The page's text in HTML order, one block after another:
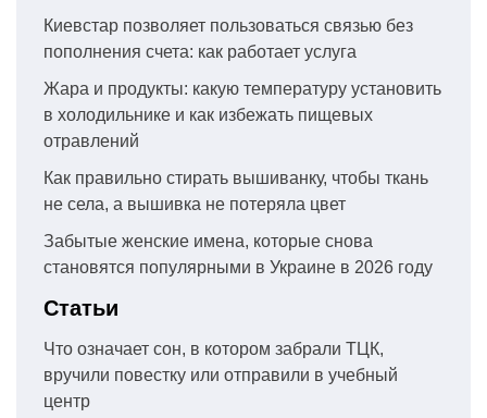
Киевстар позволяет пользоваться связью без
пополнения счета: как работает услуга
Жара и продукты: какую температуру установить
в холодильнике и как избежать пищевых
отравлений
Как правильно стирать вышиванку, чтобы ткань
не села, а вышивка не потеряла цвет
Забытые женские имена, которые снова
становятся популярными в Украине в 2026 году
Статьи
Что означает сон, в котором забрали ТЦК,
вручили повестку или отправили в учебный
центр